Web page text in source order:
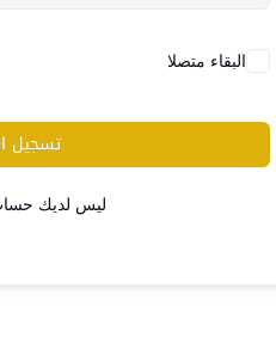
البقاء متصلا
تسجيل
ليس لديك